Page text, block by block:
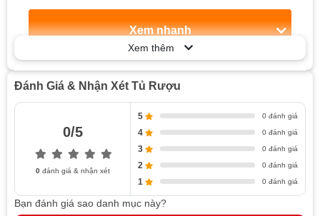
Xem nhanh
Vai trò của tủ trữ rượu vang
Tại sao nên sử dụng?
Các loại tủ rượu bảo quản phổ biến
Theo kiểu dáng của tủ trữ rượu vang
Theo kích thước của tủ rượu vang cao cấp
Theo mức độ điều chỉnh
Hệ thống làm lạnh
Xem thêm
Đánh Giá & Nhận Xét Tủ Rượu
0/5
0đánh giá & nhận xét
5 0 đánh giá
4 0 đánh giá
3 0 đánh giá
2 0 đánh giá
1 0 đánh giá
Bạn đánh giá sao danh mục này?